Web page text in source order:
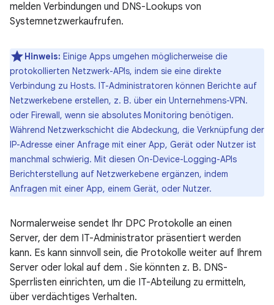
melden Verbindungen und DNS-Lookups von
Systemnetzwerkaufrufen.
Hinweis: Einige Apps umgehen möglicherweise die
protokollierten Netzwerk-APIs, indem sie eine direkte
Verbindung zu Hosts. IT-Administratoren können Berichte auf
Netzwerkebene erstellen, z. B. über ein Unternehmens-VPN.
oder Firewall, wenn sie absolutes Monitoring benötigen.
Während Netzwerkschicht die Abdeckung, die Verknüpfung der
IP-Adresse einer Anfrage mit einer App, Gerät oder Nutzer ist
manchmal schwierig. Mit diesen On-Device-Logging-APIs
Berichterstellung auf Netzwerkebene ergänzen, indem
Anfragen mit einer App, einem Gerät, oder Nutzer.
Normalerweise sendet Ihr DPC Protokolle an einen
Server, der dem IT-Administrator präsentiert werden
kann. Es kann sinnvoll sein, die Protokolle weiter auf Ihrem
Server oder lokal auf dem . Sie könnten z. B. DNS-
Sperrlisten einrichten, um die IT-Abteilung zu ermitteln,
über verdächtiges Verhalten.